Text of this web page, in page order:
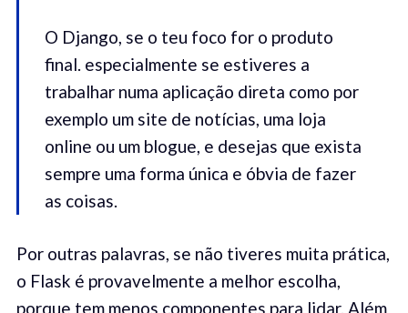
O Django, se o teu foco for o produto
final. especialmente se estiveres a
trabalhar numa aplicação direta como por
exemplo um site de notícias, uma loja
online ou um blogue, e desejas que exista
sempre uma forma única e óbvia de fazer
as coisas.
Por outras palavras, se não tiveres muita prática,
o Flask é provavelmente a melhor escolha,
porque tem menos componentes para lidar. Além